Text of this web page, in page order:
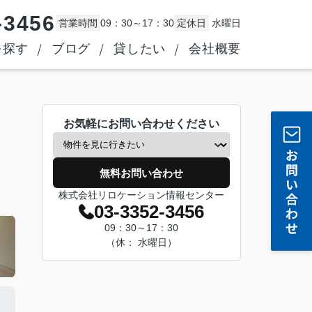
営業時間 09：30～17：30 定休日 水曜日
す ブログ 貸したい 会社概要
お気軽にお問い合わせください
無料お問い合わせ
株式会社リロケーション情報センター
03-3352-3456
09：30～17：30
（休： 水曜日）